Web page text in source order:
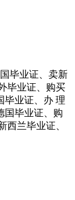
毕业证、卖新
毕业证、购买
毕业证、办 理
国毕业证、购
兰毕业证、